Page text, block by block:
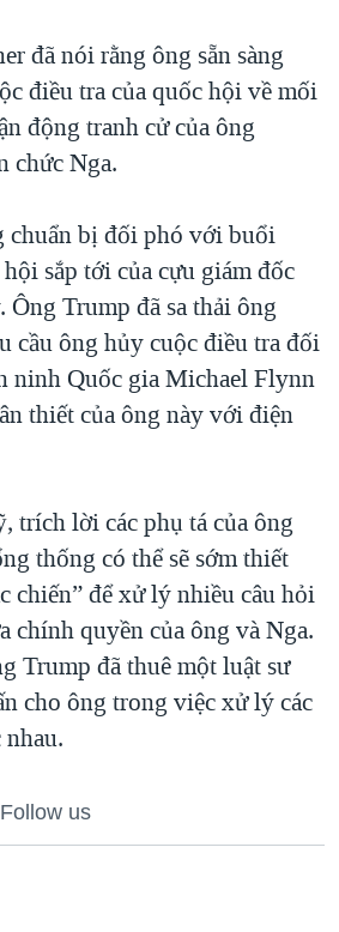
đã nói rằng ông sẵn sàng
điều tra của quốc hội về mối
động tranh cử của ông
chức Nga.
chuẩn bị đối phó với buổi
sắp tới của cựu giám đốc
Ông Trump đã sa thải ông
cầu ông hủy cuộc điều tra đối
ninh Quốc gia Michael Flynn
thiết của ông này với điện
trích lời các phụ tá của ông
thống có thể sẽ sớm thiết
chiến” để xử lý nhiều câu hỏi
chính quyền của ông và Nga.
Trump đã thuê một luật sư
cho ông trong việc xử lý các
Follow us